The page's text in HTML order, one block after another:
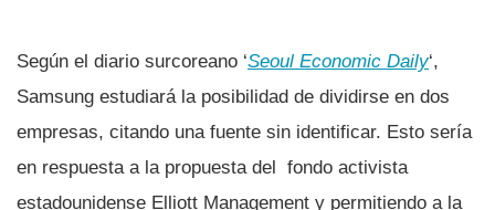
Según el diario surcoreano ‘Seoul Economic Daily‘,
Samsung estudiará la posibilidad de dividirse en dos
empresas, citando una fuente sin identificar. Esto serí­a
en respuesta a la propuesta del fondo activista
estadounidense Elliott Management y permitiendo a la